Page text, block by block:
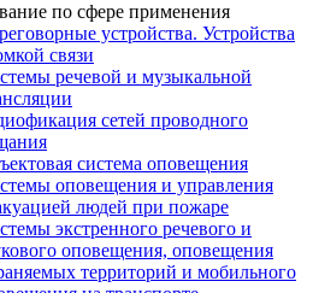
по сфере применения
устройства. Устройства
связи
речевой и музыкальной
сетей проводного
система оповещения
оповещения и управления
людей при пожаре
экстренного речевого и
оповещения, оповещения
территорий и мобильного